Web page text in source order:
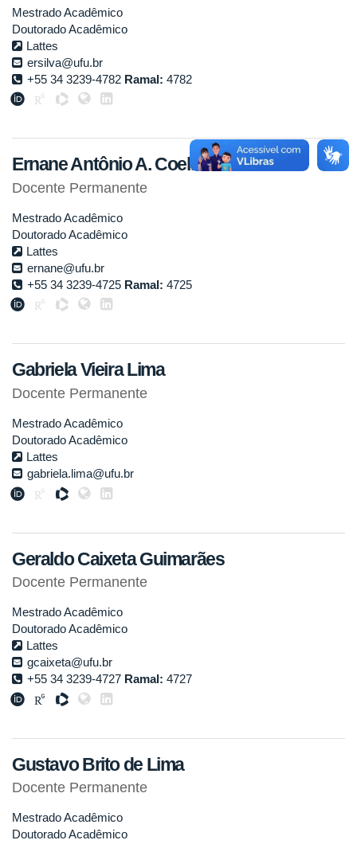
Mestrado Acadêmico
Doutorado Acadêmico
Lattes
ersilva@ufu.br
+55 34 3239-4782 Ramal: 4782
Ernane Antônio A. Coelho
Docente Permanente
Mestrado Acadêmico
Doutorado Acadêmico
Lattes
ernane@ufu.br
+55 34 3239-4725 Ramal: 4725
Gabriela Vieira Lima
Docente Permanente
Mestrado Acadêmico
Doutorado Acadêmico
Lattes
gabriela.lima@ufu.br
Geraldo Caixeta Guimarães
Docente Permanente
Mestrado Acadêmico
Doutorado Acadêmico
Lattes
gcaixeta@ufu.br
+55 34 3239-4727 Ramal: 4727
Gustavo Brito de Lima
Docente Permanente
Mestrado Acadêmico
Doutorado Acadêmico